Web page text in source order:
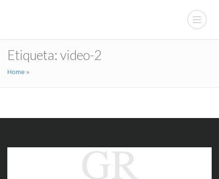
Etiqueta: video-2
Home »